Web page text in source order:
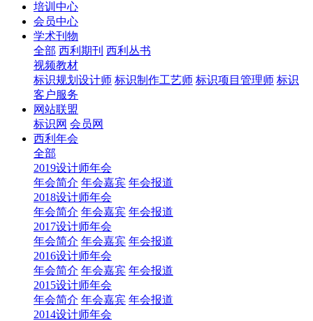
培训中心
会员中心
学术刊物
全部 西利期刊 西利丛书
视频教材
标识规划设计师 标识制作工艺师 标识项目管理师 标识
客户服务
网站联盟
标识网 会员网
西利年会
全部
2019设计师年会
年会简介 年会嘉宾 年会报道
2018设计师年会
年会简介 年会嘉宾 年会报道
2017设计师年会
年会简介 年会嘉宾 年会报道
2016设计师年会
年会简介 年会嘉宾 年会报道
2015设计师年会
年会简介 年会嘉宾 年会报道
2014设计师年会